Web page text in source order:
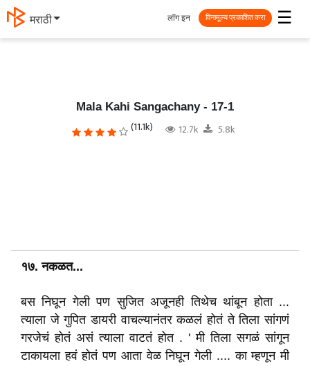
मराठी ☰
लॉग इन विनामूल्य प्रकाशित करा
Mala Kahi Sangachany - 17-1
(11.1k) 12.7k 5.8k
१७. नकळत...
बस निघून गेली पण सुजित अजूनही तिथेच थांबून होता ...
त्याला जे गुपित डायरी वाचल्यानंतर कळलं होतं ते तिला सांगणं
गरजेचं होतं असं त्याला वाटतं होत . ' मी तिला सगळं सांगून
टाकायला हवं होतं पण आता वेळ निघून गेली .... का म्हणून मी